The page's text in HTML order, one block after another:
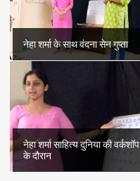
नेहा शर्मा के साथ वंदना सेन गुप्ता
नेहा शर्मा साहित्य दुनिया की वर्कशॉप
के दौरान